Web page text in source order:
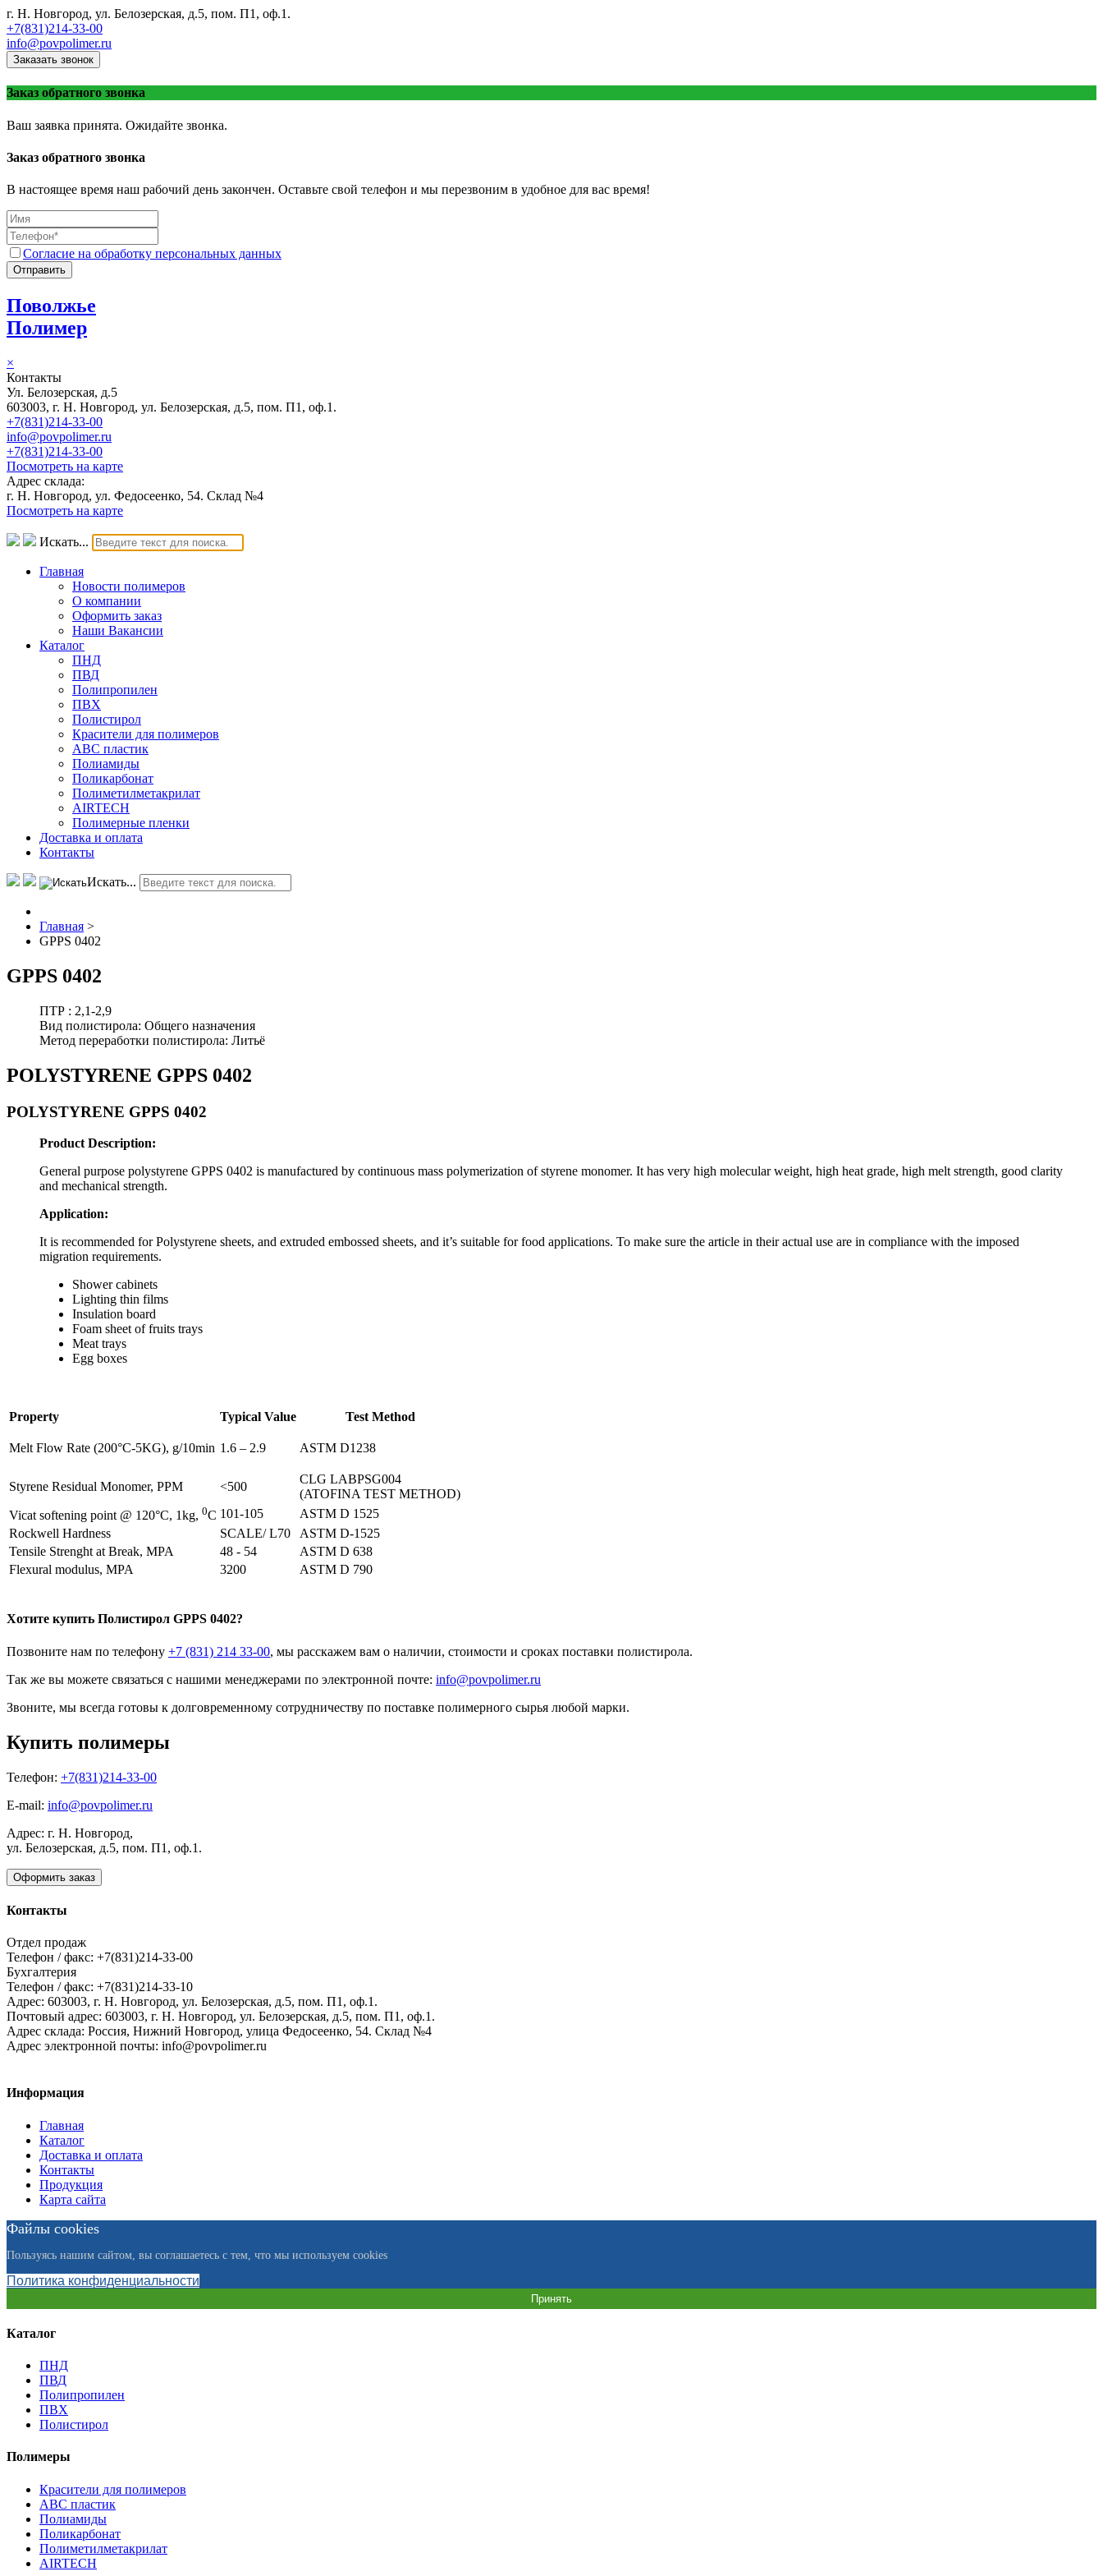
г. Н. Новгород, ул. Белозерская, д.5, пом. П1, оф.1.
+7(831)214-33-00
info@povpolimer.ru
Заказать звонок
Заказ обратного звонка
Ваш заявка принята. Ожидайте звонка.
Заказ обратного звонка
В настоящее время наш рабочий день закончен. Оставьте свой телефон и мы перезвоним в удобное для вас время!
Согласие на обработку персональных данных
Отправить
Поволжье
Полимер
×
Контакты
Ул. Белозерская, д.5
603003, г. Н. Новгород, ул. Белозерская, д.5, пом. П1, оф.1.
+7(831)214-33-00
info@povpolimer.ru
+7(831)214-33-00
Посмотреть на карте
Адрес склада:
г. Н. Новгород, ул. Федосеенко, 54. Склад №4
Посмотреть на карте
Искать...
Главная
Новости полимеров
О компании
Оформить заказ
Наши Вакансии
Каталог
ПНД
ПВД
Полипропилен
ПВХ
Полистирол
Красители для полимеров
АВС пластик
Полиамиды
Поликарбонат
Полиметилметакрилат
AIRTECH
Полимерные пленки
Доставка и оплата
Контакты
Искать...
Главная >
GPPS 0402
GPPS 0402
ПТР : 2,1-2,9
Вид полистирола: Общего назначения
Метод переработки полистирола: Литьё
POLYSTYRENE GPPS 0402
POLYSTYRENE GPPS 0402
Product Description:
General purpose polystyrene GPPS 0402 is manufactured by continuous mass polymerization of styrene monomer. It has very high molecular weight, high heat grade, high melt strength, good clarity
and mechanical strength.
Application:
It is recommended for Polystyrene sheets, and extruded embossed sheets, and it’s suitable for food applications. To make sure the article in their actual use are in compliance with the imposed
migration requirements.
Shower cabinets
Lighting thin films
Insulation board
Foam sheet of fruits trays
Meat trays
Egg boxes
Property Typical Value Test Method
Melt Flow Rate (200°C-5KG), g/10min 1.6 – 2.9 ASTM D1238
Styrene Residual Monomer, PPM <500
CLG LABPSG004
(ATOFINA TEST METHOD)
Vicat softening point @ 120°C, 1kg, 0C 101-105
ASTM D 1525
Rockwell Hardness
SCALE/ L70
ASTM D-1525
Tensile Strenght at Break, MPA
48 - 54
ASTM D 638
Flexural modulus, MPA
3200 ASTM D 790
Хотите купить Полистирол GPPS 0402?
Позвоните нам по телефону +7 (831) 214 33-00, мы расскажем вам о наличии, стоимости и сроках поставки полистирола.
Так же вы можете связаться с нашими менеджерами по электронной почте: info@povpolimer.ru
Звоните, мы всегда готовы к долговременному сотрудничеству по поставке полимерного сырья любой марки.
Купить полимеры
Телефон: +7(831)214-33-00
E-mail: info@povpolimer.ru
Адрес: г. Н. Новгород,
ул. Белозерская, д.5, пом. П1, оф.1.
Оформить заказ
Контакты
Отдел продаж
Телефон / факс: +7(831)214-33-00
Бухгалтерия
Телефон / факс: +7(831)214-33-10
Адрес: 603003, г. Н. Новгород, ул. Белозерская, д.5, пом. П1, оф.1.
Почтовый адрес: 603003, г. Н. Новгород, ул. Белозерская, д.5, пом. П1, оф.1.
Адрес склада: Россия, Нижний Новгород, улица Федосеенко, 54. Склад №4
Адрес электронной почты: info@povpolimer.ru
Информация
Главная
Каталог
Доставка и оплата
Контакты
Продукция
Карта сайта
Файлы cookies
Пользуясь нашим сайтом, вы соглашаетесь с тем, что мы используем cookies
Политика конфиденциальности
Принять
Каталог
ПНД
ПВД
Полипропилен
ПВХ
Полистирол
Полимеры
Красители для полимеров
АВС пластик
Полиамиды
Поликарбонат
Полиметилметакрилат
AIRTECH